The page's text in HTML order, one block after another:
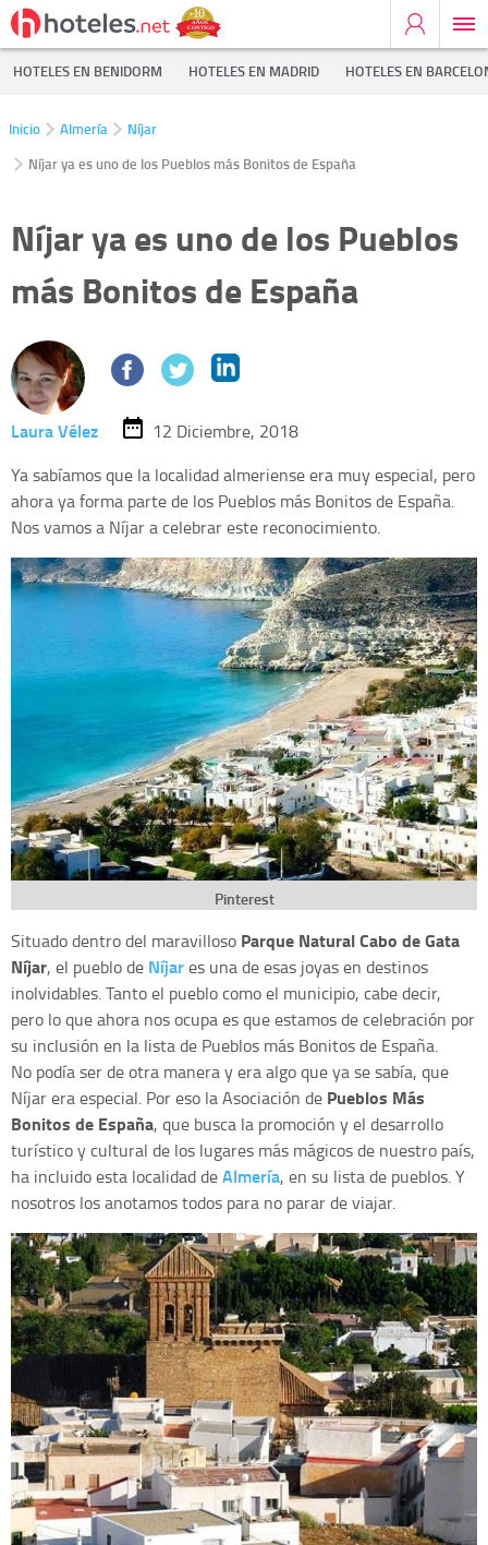
HOTELES EN BENIDORM HOTELES EN MADRID HOTELES EN
Inicio Almería
Níjar
Níjar ya es uno de los Pueblos más Bonitos de España
Níjar ya es uno de los Pueblos
más Bonitos de España
Laura Vélez
12 Diciembre, 2018
Ya sabíamos que la localidad almeriense era muy especial, pero
ahora ya forma parte de los Pueblos más Bonitos de España.
Nos vamos a Níjar a celebrar este reconocimiento.
Pinterest
Situado dentro del maravilloso Parque Natural Cabo de Gata
Níjar, el pueblo de Níjares una de esas joyas en destinos
inolvidables. Tanto el pueblo como el municipio, cabe decir,
pero lo que ahora nos ocupa es que estamos de celebración por
su inclusión en la lista de Pueblos más Bonitos de España.
No podía ser de otra manera y era algo que ya se sabía, que
Níjar era especial. Por eso la Asociación de Pueblos Más
Bonitos de España, que busca la promoción y el desarrollo
turístico y cultural de los lugares más mágicos de nuestro país,
ha incluido esta localidad deAlmería, en su lista de pueblos. Y
nosotros los anotamos todos para no parar de viajar.